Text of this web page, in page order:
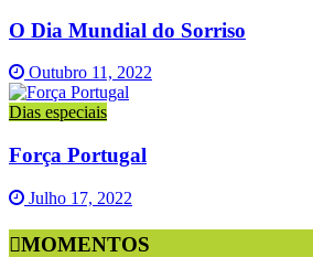
O Dia Mundial do Sorriso
Outubro 11, 2022
Dias especiais
Força Portugal
Julho 17, 2022
MOMENTOS